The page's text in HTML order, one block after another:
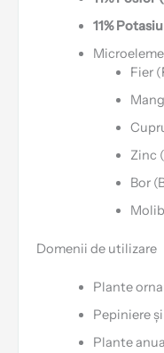
11%
Fier
Zinc
Bor
Domenii de utilizare
Plante
Pepiniere
Plante